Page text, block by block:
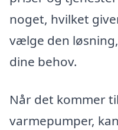
noget, hvilket
vælge den
dine behov.
Når det kommer
varmepumper,